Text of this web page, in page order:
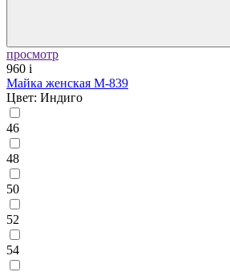
просмотр
960 i
Майка женская М-839
Цвет: Индиго
46
48
50
52
54